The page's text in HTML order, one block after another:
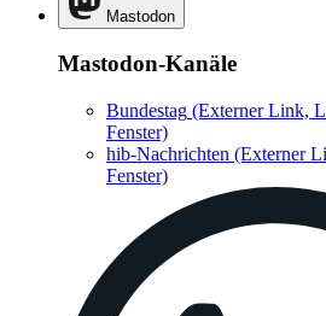
Mastodon
Mastodon-Kanäle
Bundestag (Externer Link,
Fenster)
hib-Nachrichten (Externer
Fenster)